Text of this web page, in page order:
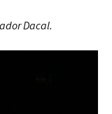
Dacal.